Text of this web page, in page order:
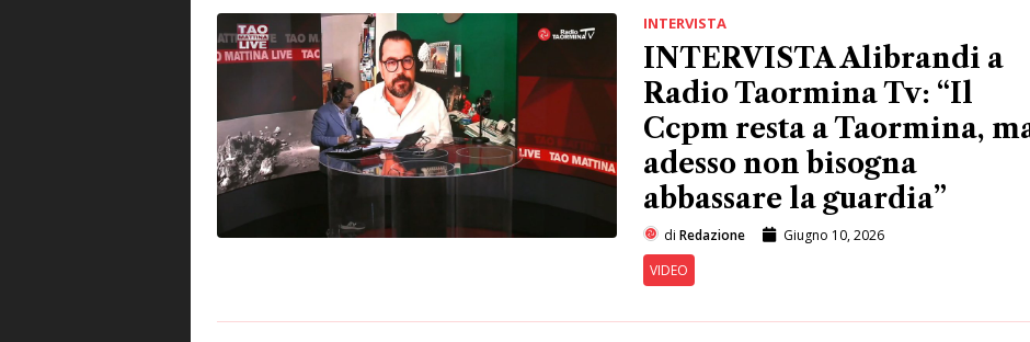
INTERVISTA
INTERVISTA Alibrandi a
Radio Taormina Tv: “Il
Ccpm resta a Taormina,
adesso non bisogna
abbassare la guardia”
di Redazione
Giugno 10, 2026
VIDEO